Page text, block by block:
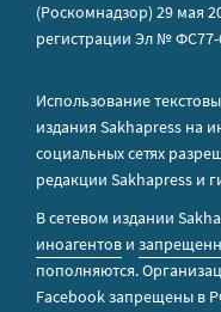
(Роскомнадзор) 29 мая
регистрации Эл № ФС77-
Использование
издания Sakhapress на
социальных сетях
редакции Sakhapress и
В сетевом издании
иноагентов и
пополняются.
Facebook запрещены в